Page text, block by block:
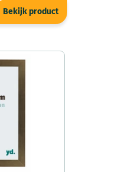
Bekijk product